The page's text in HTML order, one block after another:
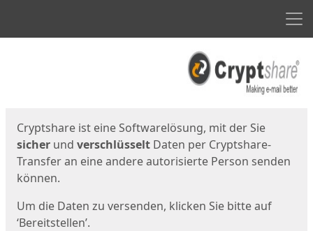
Cryptshare ist eine Softwarelösung, mit der Sie
sicher und verschlüsselt Daten per Cryptshare-
Transfer an eine andere autorisierte Person senden
können.
Um die Daten zu versenden, klicken Sie bitte auf
‘Bereitstellen’.